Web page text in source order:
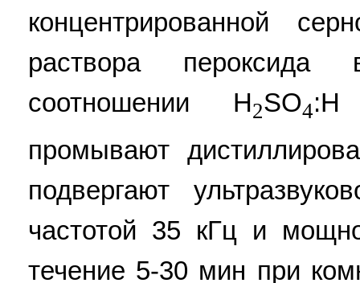
концентрированной
раствора
соотношении H2SO4:H
промывают
подвергают
частотой 35 кГц и
течение 5-30 мин при